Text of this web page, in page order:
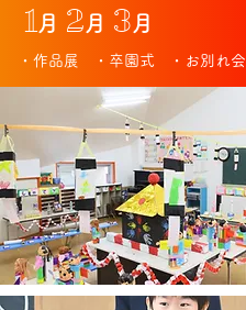
1 月 2 月 3 月
・作品展 ・卒園式 ・お別れ会